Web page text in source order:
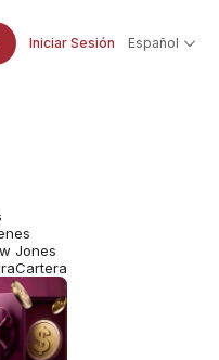
Iniciar Sesión Español
Jones
Cartera